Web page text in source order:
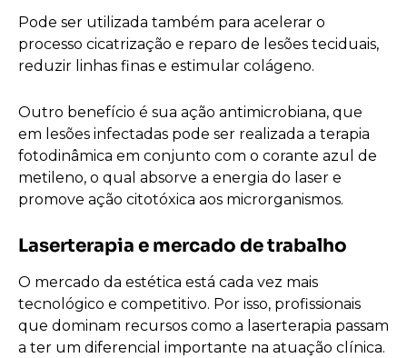
Pode ser utilizada também para acelerar o
processo cicatrização e reparo de lesões teciduais,
reduzir linhas finas e estimular colágeno.
Outro benefício é sua ação antimicrobiana, que
em lesões infectadas pode ser realizada a terapia
fotodinâmica em conjunto com o corante azul de
metileno, o qual absorve a energia do laser e
promove ação citotóxica aos microrganismos.
Laserterapia e mercado de trabalho
O mercado da estética está cada vez mais
tecnológico e competitivo. Por isso, profissionais
que dominam recursos como a laserterapia passam
a ter um diferencial importante na atuação clínica.